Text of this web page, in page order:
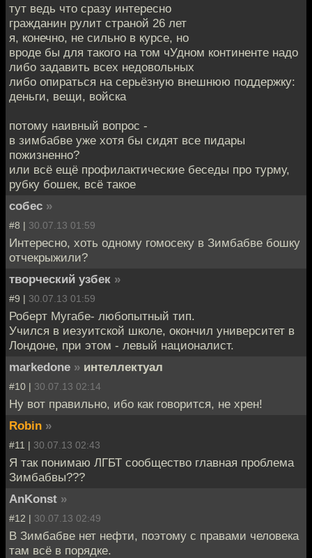
тут ведь что сразу интересно
гражданин рулит страной 26 лет
я, конечно, не сильно в курсе, но
вроде бы для такого на том чУдном континенте надо
либо задавить всех недовольных
либо опираться на серьёзную внешнюю поддержку:
деньги, вещи, войска
потому наивный вопрос -
в зимбабве уже хотя бы сидят все пидары
пожизненно?
или всё ещё профилактические беседы про турму,
рубку бошек, всё такое
собес »
#8 | 30.07.13 01:59
Интересно, хоть одному гомосеку в Зимбабве бошку
отчекрыжили?
творческий узбек »
#9 | 30.07.13 01:59
Роберт Мугабе- любопытный тип.
Учился в иезуитской школе, окончил университет в
Лондоне, при этом - левый националист.
markedone » интеллектуал
#10 | 30.07.13 02:14
Ну вот правильно, ибо как говорится, не хрен!
Robin »
#11 | 30.07.13 02:43
Я так понимаю ЛГБТ сообщество главная проблема
Зимбабвы???
AnKonst »
#12 | 30.07.13 02:49
В Зимбабве нет нефти, поэтому с правами человека
там всё в порядке.